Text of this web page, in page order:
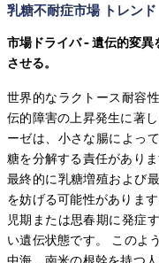
乳糖不耐症市場 トレンド
市場ドライバ - 遺伝的変
させる。
世界的なラクトース耐容
伝的障害の上昇発生に著
ーゼは、小さな腸によっ
糖を分解する責任があり
最終的に乳糖増殖および
を妨げる可能性がありま
児期または思春期に発症
い遺伝状態です。 このよ